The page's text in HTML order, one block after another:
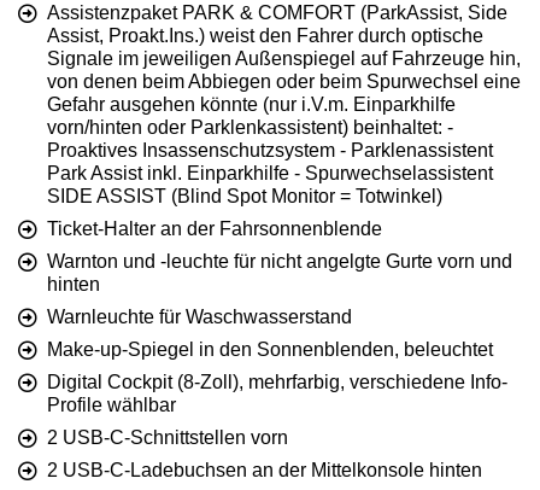
Assistenzpaket PARK & COMFORT (ParkAssist, Side
Assist, Proakt.Ins.) weist den Fahrer durch optische
Signale im jeweiligen Außenspiegel auf Fahrzeuge hin,
von denen beim Abbiegen oder beim Spurwechsel eine
Gefahr ausgehen könnte (nur i.V.m. Einparkhilfe
vorn/hinten oder Parklenkassistent) beinhaltet: -
Proaktives Insassenschutzsystem - Parklenassistent
Park Assist inkl. Einparkhilfe - Spurwechselassistent
SIDE ASSIST (Blind Spot Monitor = Totwinkel)
Ticket-Halter an der Fahrsonnenblende
Warnton und -leuchte für nicht angelgte Gurte vorn und
hinten
Warnleuchte für Waschwasserstand
Make-up-Spiegel in den Sonnenblenden, beleuchtet
Digital Cockpit (8-Zoll), mehrfarbig, verschiedene Info-
Profile wählbar
2 USB-C-Schnittstellen vorn
2 USB-C-Ladebuchsen an der Mittelkonsole hinten